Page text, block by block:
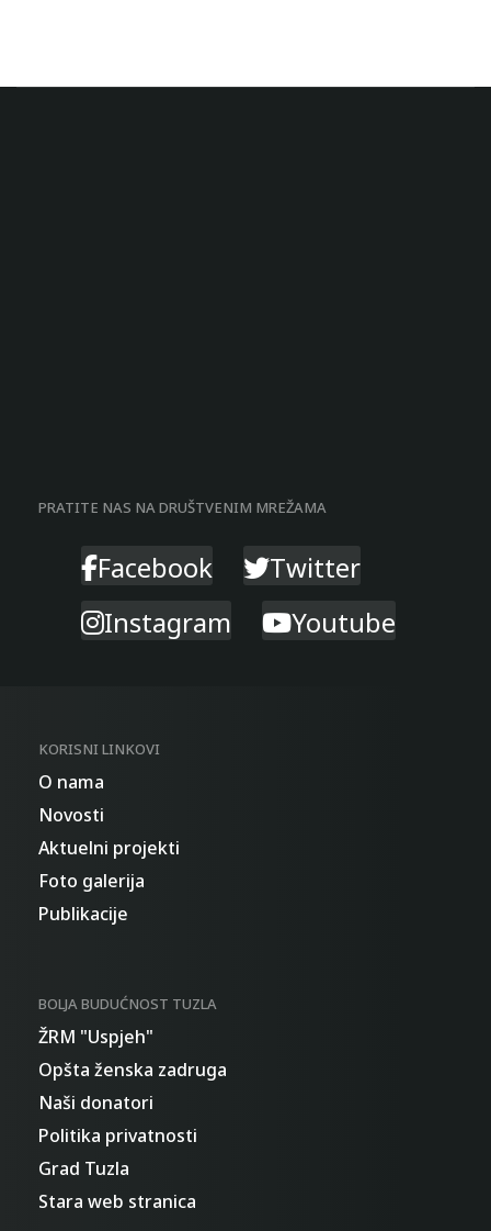
PRATITE NAS NA DRUŠTVENIM MREŽAMA
Facebook
Twitter
Instagram
Youtube
KORISNI LINKOVI
O nama
Novosti
Aktuelni projekti
Foto galerija
Publikacije
BOLJA BUDUĆNOST TUZLA
ŽRM "Uspjeh"
Opšta ženska zadruga
Naši donatori
Politika privatnosti
Grad Tuzla
Stara web stranica